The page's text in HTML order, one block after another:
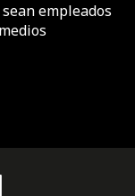
empleados